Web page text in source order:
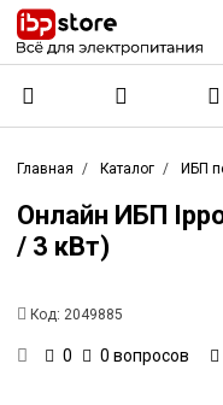
Главная Каталог ИБП
Онлайн ИБП
/ 3 кВт)
Код: 2049885
0 0 вопросов